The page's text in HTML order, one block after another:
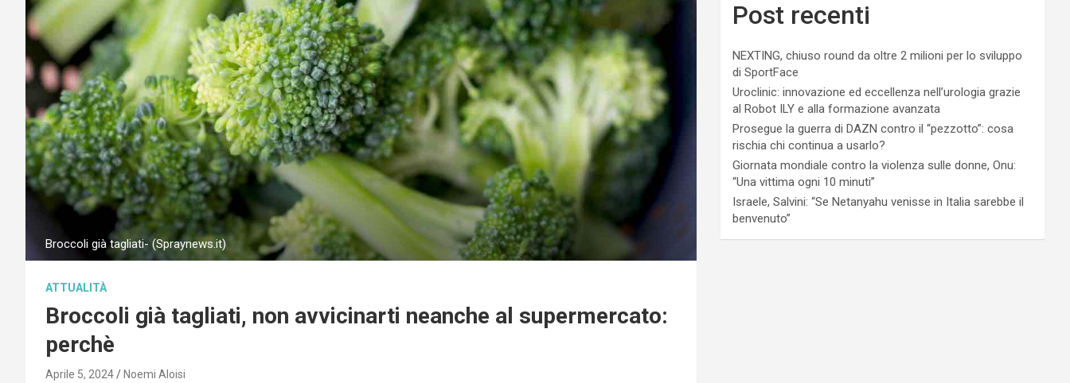
Broccoli già tagliati- (Spraynews.it)
ATTUALITÀ
Broccoli già tagliati, non avvicinarti neanche al supermercato:
perchè
Aprile 5, 2024 Noemi Aloisi
Post recenti
NEXTING, chiuso round da oltre 2 milioni per lo sviluppo
di SportFace
Uroclinic: innovazione ed eccellenza nell’urologia grazie
al Robot ILY e alla formazione avanzata
Prosegue la guerra di DAZN contro il “pezzotto”: cosa
rischia chi continua a usarlo?
Giornata mondiale contro la violenza sulle donne, Onu:
“Una vittima ogni 10 minuti”
Israele, Salvini: “Se Netanyahu venisse in Italia sarebbe il
benvenuto”